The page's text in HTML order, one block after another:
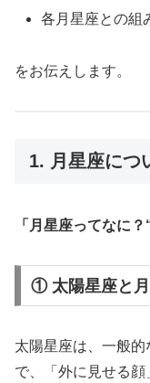
各月星座との組
をお伝えします。
1. 月星座につ
「月星座ってなに
① 太陽星座と月
太陽星座は、一般
で、「外に見せる